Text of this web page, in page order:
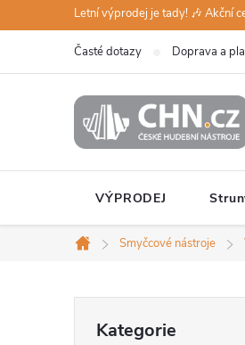
na
Letní výprodej je tady! 🎶 Akční
Časté dotazy Doprava a
VÝPRODEJ
Domů
Smyčcové nástroje
kategorie
Kategorie